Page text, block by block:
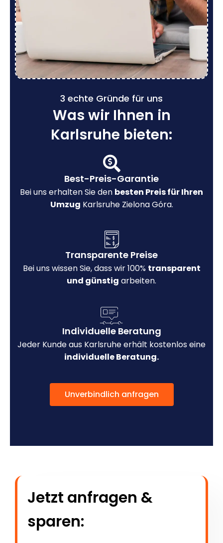
3 echte Gründe für uns
Was wir Ihnen in
Karlsruhe bieten:
Best-Preis-Garantie
Bei uns erhalten Sie den besten Preis für Ihren
Umzug Karlsruhe Zielona Góra.
Transparente Preise
Bei uns wissen Sie, dass wir 100% transparent
und günstig arbeiten.
Individuelle Beratung
Jeder Kunde aus Karlsruhe erhält kostenlos eine
individuelle Beratung.
Unverbindlich anfragen
Jetzt anfragen &
sparen: